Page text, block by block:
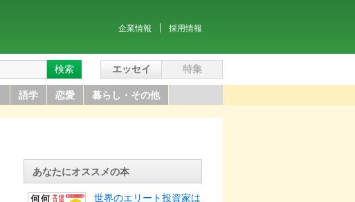
企業情報 採用情報
語学 恋愛 暮らし・その他
エッセイ 特集
検索
あなたにオススメの本
世界のエリート投資家は